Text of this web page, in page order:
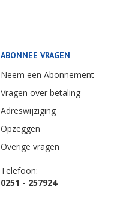
ABONNEE VRAGEN
Neem een Abonnement
Vragen over betaling
Adreswijziging
Opzeggen
Overige vragen
Telefoon:
0251 - 257924